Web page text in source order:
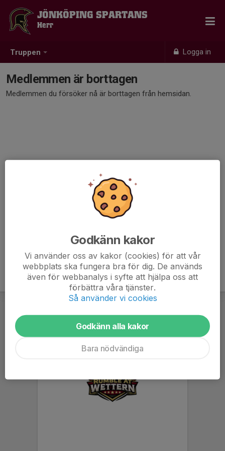
Truppen Logga in
JÖNKÖPING SPARTANS
Herr
Medlemmen är borttagen
Medlemmen du försöker nå är borttagen från hemsidan.
Godkänn kakor
Vi använder oss av kakor (cookies) för att vår
webbplats ska fungera bra för dig. De används
även för webbanalys i syfte att hjälpa oss att
förbättra våra tjänster.
Så använder vi cookies
Godkänn alla kakor
Bara nödvändiga